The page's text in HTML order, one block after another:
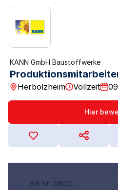
KANN GmbH Baustoffwerke
Herbolzheim Vollzeit
Hier